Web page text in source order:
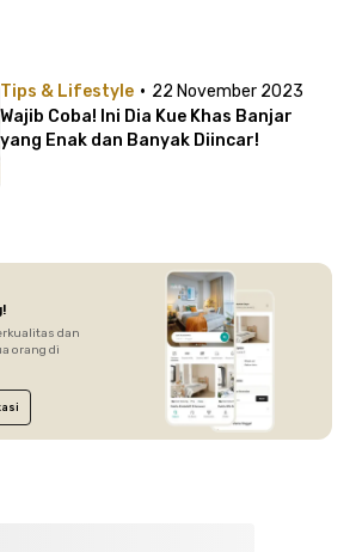
Tips & Lifestyle · 22 November 2023
Wajib Coba! Ini Dia Kue Khas Banjar
yang Enak dan Banyak Diincar!
dan
orang di